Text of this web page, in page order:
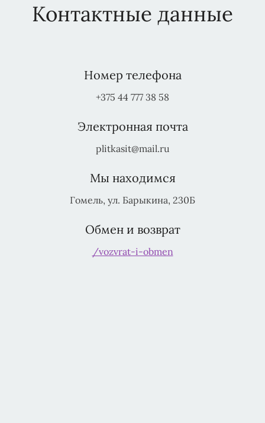
Контактные данные
Номер телефона
+375 44 777 38 58
Электронная почта
plitkasit@mail.ru
Мы находимся
Гомель, ул. Барыкина, 230Б
Обмен и возврат
/vozvrat-i-obmen